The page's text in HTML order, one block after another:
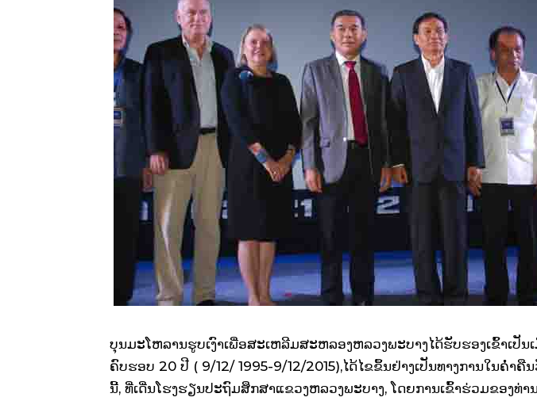
ບຸນມະໂຫລານຮູບເງົາເພື່ອສະເຫລີມສະຫລອງຫລວງພະບາງໄດ້ຮັບຮອງເຂົ້າເປັນ
ຄົບຮອບ 20 ປີ ( 9/12/ 1995-9/12/2015),ໄດ້ໄຂຂຶ້ນຢ່າງເປັນທາງການໃນຄໍ່າຄື
ນີ້, ທີ່ເດີ່ນໂຮງຮຽນປະຖົມສຶກສາແຂວງຫລວງພະບາງ, ໂດຍການເຂົ້າຮ່ວມຂອງທ່